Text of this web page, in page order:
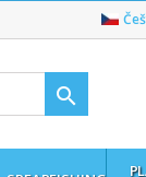
